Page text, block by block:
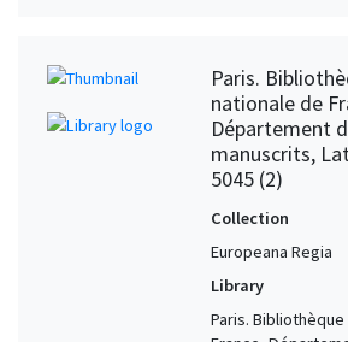
Paris.
nationale de
Département
manuscrits,
5045 (2)
Collection
Europeana Regia
Library
Paris.